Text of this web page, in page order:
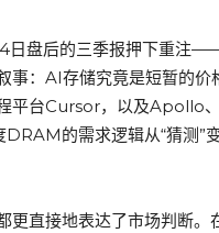
日盘后的三季报押下重注
事：AI存储究竟是短暂的
平台Cursor，以及Apollo
的需求逻辑从“猜测”
更直接地表达了市场判断